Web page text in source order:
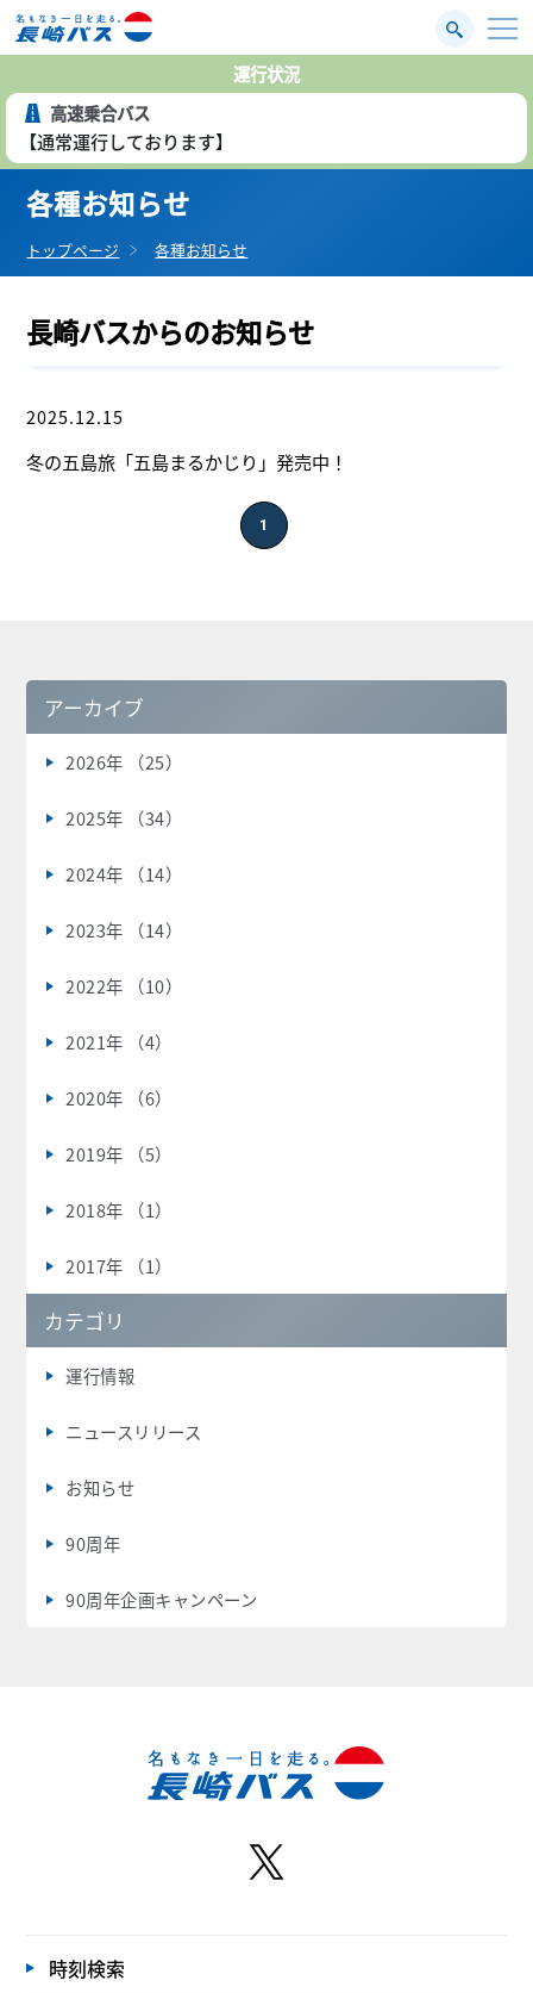
運行状況
高速乗合バス
【通常運行しております】
各種お知らせ
トップページ 各種お知らせ
長崎バスからのお知らせ
2025.12.15
冬の五島旅「五島まるかじり」発売中！
1
アーカイブ
2026年 （25）
2025年 （34）
2024年 （14）
2023年 （14）
2022年 （10）
2021年 （4）
2020年 （6）
2019年 （5）
2018年 （1）
2017年 （1）
カテゴリ
運行情報
ニュースリリース
お知らせ
90周年
90周年企画キャンペーン
時刻検索